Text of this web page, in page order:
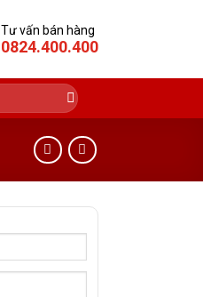
Tư vấn bán hàng
0824.400.400